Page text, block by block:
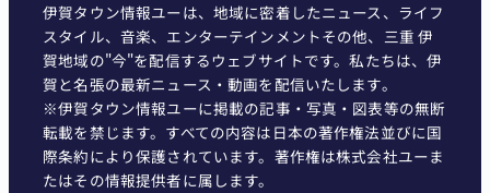
伊賀タウン情報ユーは、地域に密着したニュース、ライフ
スタイル、音楽、エンターテインメントその他、三重 伊
賀地域の"今"を配信するウェブサイトです。私たちは、伊
賀と名張の最新ニュース・動画を配信いたします。
※伊賀タウン情報ユーに掲載の記事・写真・図表等の無断
転載を禁じます。すべての内容は日本の著作権法並びに国
際条約により保護されています。著作権は株式会社ユーま
たはその情報提供者に属します。